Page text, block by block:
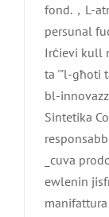
fond.，L-
persunal
Irċievi kull
ta '"l-għoti
bl-
Sintetika
_cuva
ewlenin